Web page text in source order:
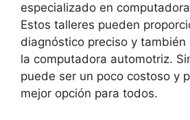
especializado en
Estos talleres pueden
diagnóstico preciso y también
la computadora automotriz.
puede ser un poco costoso y
mejor opción para todos.